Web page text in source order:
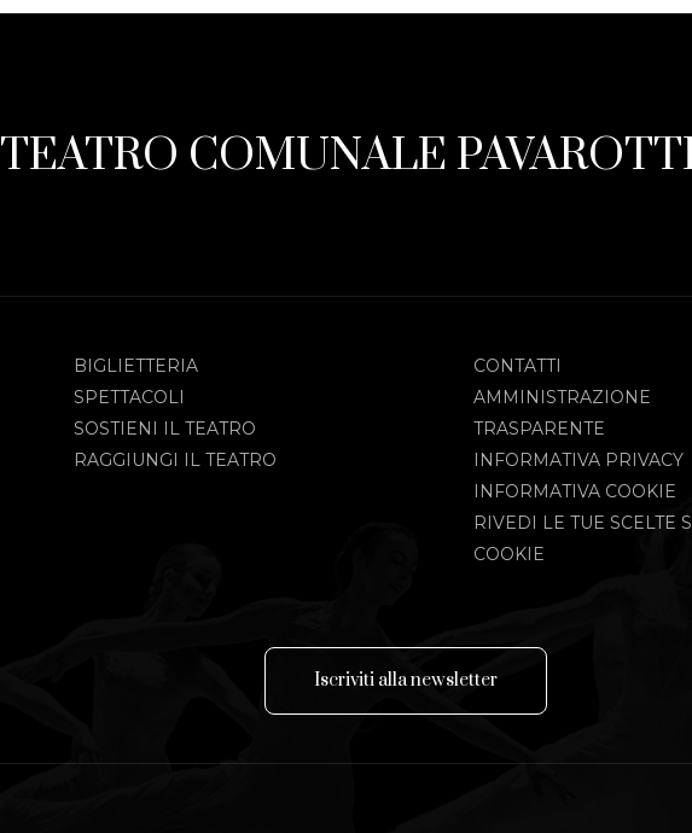
TEATRO COMUNALE
BIGLIETTERIA
SPETTACOLI
SOSTIENI IL TEATRO
RAGGIUNGI IL TEATRO
CONTATTI
AMMINISTRAZIONE
TRASPARENTE
INFORMATIVA PRIVACY
INFORMATIVA COOKIE
RIVEDI LE TUE SCELTE
COOKIE
Iscriviti allanewsletter